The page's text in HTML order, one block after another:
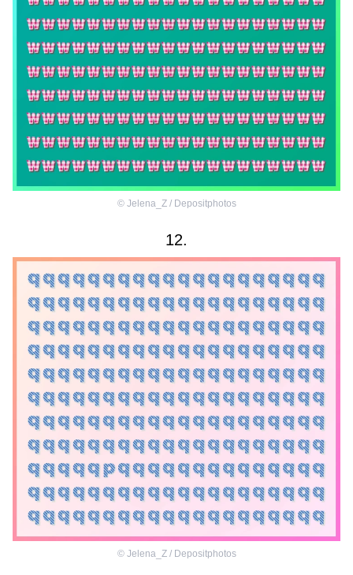
© Jelena_Z / Depositphotos
12.
© Jelena_Z / Depositphotos